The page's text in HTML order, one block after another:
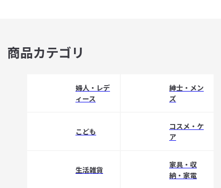
商品カテゴリ
婦人・レデ
ィース
紳士・メン
ズ
こども
コスメ・ケ
ア
生活雑貨
家具・収
納・家電